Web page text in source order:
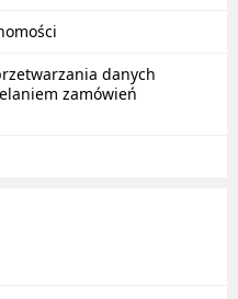
danych
zamówień